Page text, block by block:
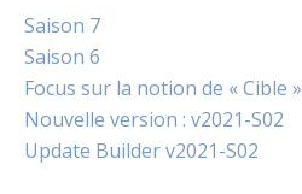
Saison 7
Saison 6
Focus sur la notion de « Cible »
Nouvelle version : v2021-S02
Update Builder v2021-S02